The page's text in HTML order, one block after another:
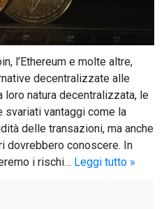
l’Ethereum e molte altre,
decentralizzate alle
loro natura decentralizzata, le
vantaggi come la
delle transazioni, ma anche
dovrebbero conoscere. In
i rischi… Leggi tutto »